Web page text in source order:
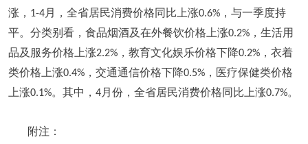
涨， 1-4月，全省居民消费价格同比上涨0.6%，与一季度持
平。分类别看，食品烟酒及在外餐饮价格上涨0.2%，生活用
品及服务价格上涨2.2%，教育文化娱乐价格下降0.2%，衣着
类价格上涨0.4%，交通通信价格下降0.5%，医疗保健类价格
上涨0.1%。其中， 4月份，全省居民消费价格同比上涨0.7%。
附注：